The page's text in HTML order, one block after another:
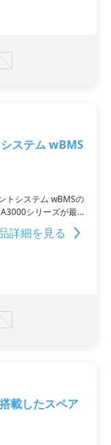
ステム wBMS
トシステム wBMSの
シリーズが最適
使用されており、
リアルタイム」ス
）や最小7.45μsの
供しています。
詳細を見る
載したスペア